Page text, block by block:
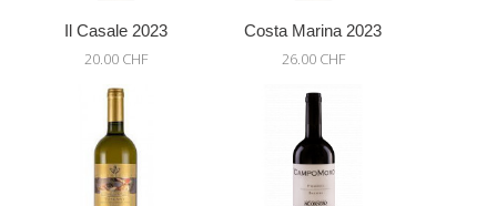
Il Casale 2023
20.00 CHF
Costa Marina 2023
26.00 CHF